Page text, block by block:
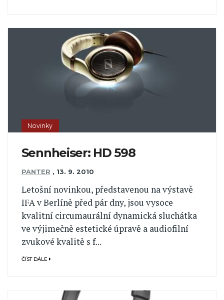
Novinky
Sennheiser: HD 598
PANTER , 13. 9. 2010
Letošní novinkou, představenou na výstavě
IFA v Berlíně před pár dny, jsou vysoce
kvalitní circumaurální dynamická sluchátka
ve výjimečně estetické úpravě a audiofilní
zvukové kvalitě s f...
ČÍST DÁLE